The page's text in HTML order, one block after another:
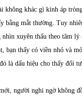
không khác gì kính áp
bằng mắt thường. Tuy
xuyên thấu theo tâm lý
bạn thấy có viền nhỏ và
là dấu hiệu cho thấy đối
người nghi ngờ không